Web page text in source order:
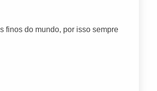
finos do mundo, por isso sempre